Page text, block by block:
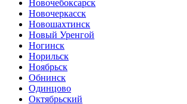
Новочебоксарск
Новочеркасск
Новошахтинск
Новый Уренгой
Ногинск
Норильск
Ноябрьск
Обнинск
Одинцово
Октябрьский